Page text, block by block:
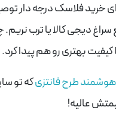
خرید فلاسک درجه دار
سراغ دیجی کالا یا ترب
کیفیت بهتری رو هم پیدا کرد.
طرح فانتزیکه تو
عالیه!